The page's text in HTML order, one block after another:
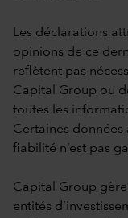
Les déclarations
opinions de ce
reflètent pas
Capital Group ou
toutes les
Certaines données
fiabilité n’est pas
Capital Group
entités